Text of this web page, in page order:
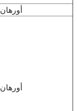
أورهان
أورهان